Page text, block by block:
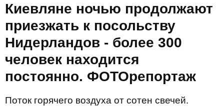
Киевляне ночью продолжают
приезжать к посольству
Нидерландов - более 300
человек находится
постоянно. ФОТОрепортаж
Поток горячего воздуха от сотен свечей.